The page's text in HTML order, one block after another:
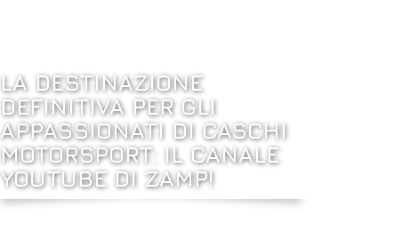
LA DESTINAZIONE
DEFINITIVA PER GLI
APPASSIONATI DI CASCHI
MOTORSPORT: IL CANALE
YOUTUBE DI ZAMP!